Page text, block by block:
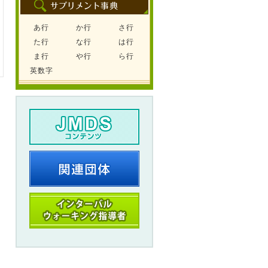
あ行 か行
さ行
た行
な行
は行
ま行
や行
ら行
英数字